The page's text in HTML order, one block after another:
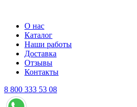
О нас
Каталог
Наши работы
Доставка
Отзывы
Контакты
8 800 333 53 08